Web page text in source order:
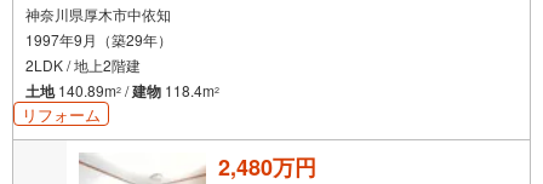
神奈川県厚木市中依知
1997年9月（築29年）
2LDK / 地上2階建
土地140.89m2 /建物 118.4m2
リフォーム
2,480万円